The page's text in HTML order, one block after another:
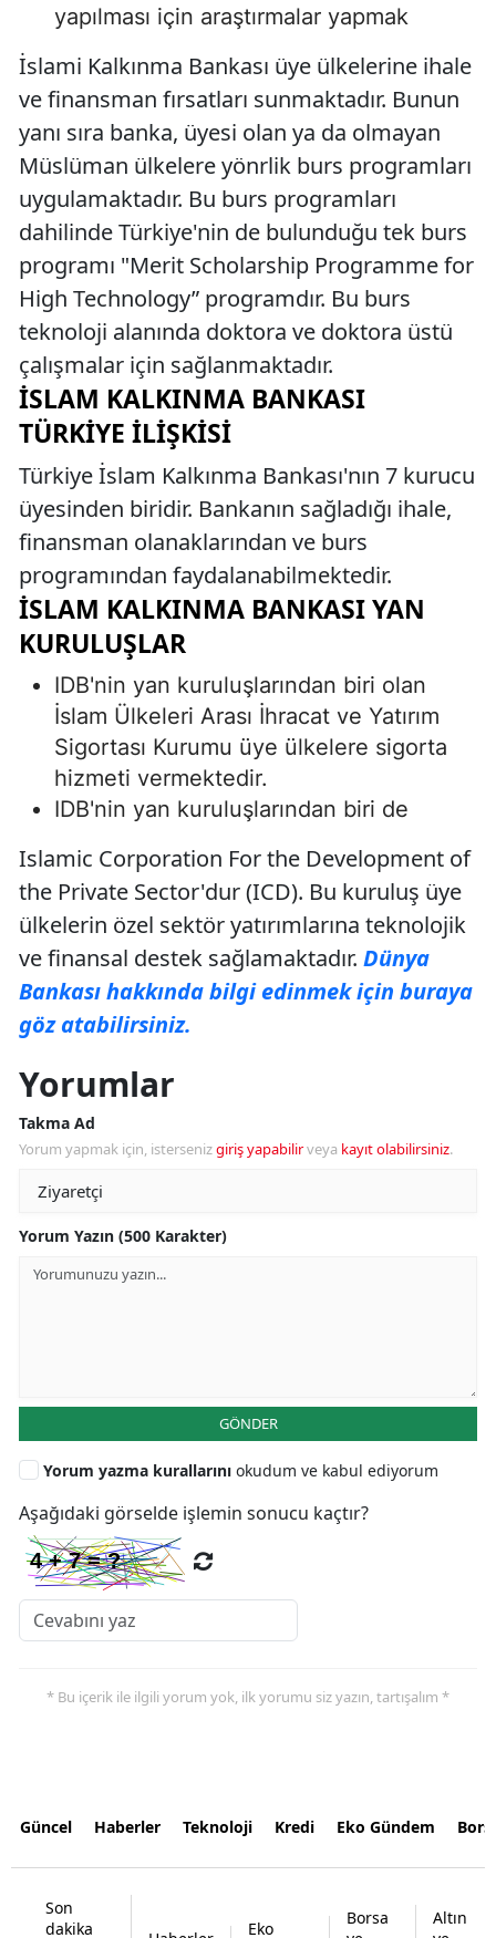
yapılması için araştırmalar yapmak
İslami Kalkınma Bankası üye ülkelerine ihale
ve finansman fırsatları sunmaktadır. Bunun
yanı sıra banka, üyesi olan ya da olmayan
Müslüman ülkelere yönrlik burs programları
uygulamaktadır. Bu burs programları
dahilinde Türkiye'nin de bulunduğu tek burs
programı "Merit Scholarship Programme for
High Technology” programdır. Bu burs
teknoloji alanında doktora ve doktora üstü
çalışmalar için sağlanmaktadır.
İSLAM KALKINMA BANKASI
TÜRKIYE İLIŞKISI
Türkiye İslam Kalkınma Bankası'nın 7 kurucu
üyesinden biridir. Bankanın sağladığı ihale,
finansman olanaklarından ve burs
programından faydalanabilmektedir.
İSLAM KALKINMA BANKASI YAN
KURULUŞLAR
IDB'nin yan kuruluşlarından biri olan
İslam Ülkeleri Arası İhracat ve Yatırım
Sigortası Kurumu üye ülkelere sigorta
hizmeti vermektedir.
IDB'nin yan kuruluşlarından biri de
Islamic Corporation For the Development of
the Private Sector'dur (ICD). Bu kuruluş üye
ülkelerin özel sektör yatırımlarına teknolojik
ve finansal destek sağlamaktadır. Dünya
Bankası hakkında bilgi edinmek için buraya
göz atabilirsiniz.
Yorumlar
Takma Ad
Yorum yapmak için, istersenizgiriş yapabilirveya kayıt olabilirsiniz.
Yorum Yazın (500 Karakter)
GÖNDER
Yorum yazma kurallarını okudum ve kabul ediyorum
Aşağıdaki görselde işlemin sonucu kaçtır?
* Bu içerik ile ilgili yorum yok, ilk yorumu siz yazın, tartışalım *
Güncel Haberler Teknoloji Kredi Eko Gündem
Son
dakika
Eko
Borsa
Altın